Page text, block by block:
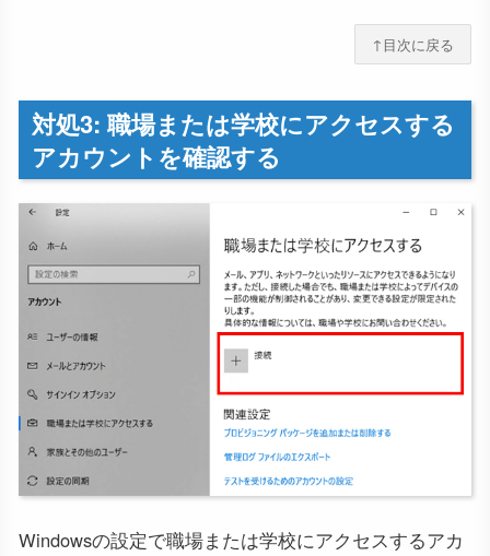
↑目次に戻る
対処3: 職場または学校にアクセスする
アカウントを確認する
Windowsの設定で職場または学校にアクセスするアカ